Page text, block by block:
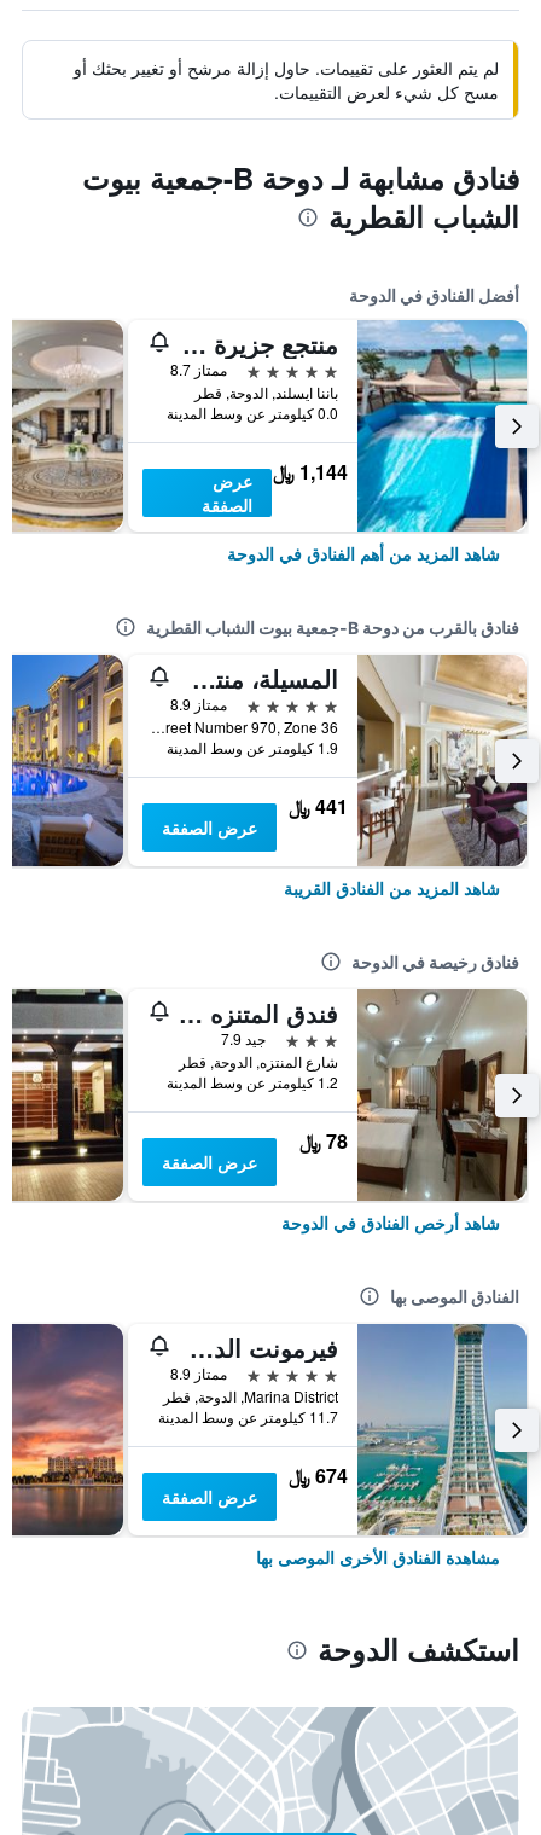
لم يتم العثور على تقييمات. حاول إزالة مرشح أو تغيير بحثك أو
مسح كل شيء لعرض التقييمات.
فنادق مشابهة لـ دوحة B-جمعية بيوت
الشباب القطرية
أفضل الفنادق في الدوحة
منتجع جزيرة البنانا في الدوحة بإدارة أنانتارا
5 نجوم
ممتاز 8.7
باننا ايسلند, الدوحة, قطر
0.0 كيلومتر عن وسط المدينة
1,144 ﷼
عرض
الصفقة
شاهد المزيد من أهم الفنادق في الدوحة
فنادق بالقرب من دوحة B-جمعية بيوت الشباب القطرية
المسيلة، منتجع وسبا لاكشري كوليكشن، الدوحة
5 نجوم
ممتاز 8.9
Um Al Saneem Street, Street Number 970, Zone 36, الدوحة, قطر
1.9 كيلومتر عن وسط المدينة
441 ﷼
عرض الصفقة
شاهد المزيد من الفنادق القريبة
فنادق رخيصة في الدوحة
فندق المتنزه بلازا
3 نجوم
جيد 7.9
شارع المنتزه, الدوحة, قطر
1.2 كيلومتر عن وسط المدينة
78 ﷼
عرض الصفقة
شاهد أرخص الفنادق في الدوحة
الفنادق الموصى بها
فيرمونت الدوحة
5 نجوم
ممتاز 8.9
Marina District, الدوحة, قطر
11.7 كيلومتر عن وسط المدينة
674 ﷼
عرض الصفقة
مشاهدة الفنادق الأخرى الموصى بها
استكشف الدوحة